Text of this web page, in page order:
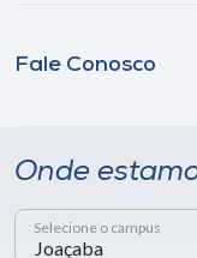
Fale Conosco
Onde
Selecione o campus